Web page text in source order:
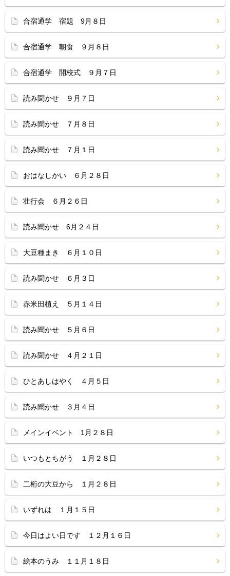
合宿通学 宿題 9月８日
合宿通学 朝食 ９月８日
合宿通学 開校式 ９月７日
読み聞かせ ９月７日
読み聞かせ ７月８日
読み聞かせ ７月１日
おはなしかい ６月２８日
壮行会 ６月２６日
読み聞かせ 6月２４日
大豆種まき ６月１０日
読み聞かせ ６月３日
赤米田植え ５月１４日
読み聞かせ ５月６日
読み聞かせ ４月２１日
ひとあしはやく ４月５日
読み聞かせ ３月４日
メインイベント 1月２８日
いつもとちがう １月２８日
二桁の大豆から １月２８日
いずれは １月１５日
今日はよい日です １２月１６日
絵本のうみ １１月１８日